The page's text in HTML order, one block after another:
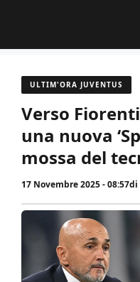
contenuto
ULTIM'ORA JUVENTUS
Verso
una nuova
mossa del
17 Novembre 2025 - 08:57di